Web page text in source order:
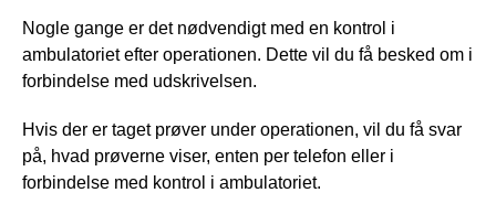
Nogle gange er det nødvendigt med en kontrol i
ambulatoriet efter operationen. Dette vil du få besked om i
forbindelse med udskrivelsen.
Hvis der er taget prøver under operationen, vil du få svar
på, hvad prøverne viser, enten per telefon eller i
forbindelse med kontrol i ambulatoriet.